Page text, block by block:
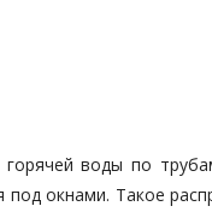
воды по
окнами. Такое